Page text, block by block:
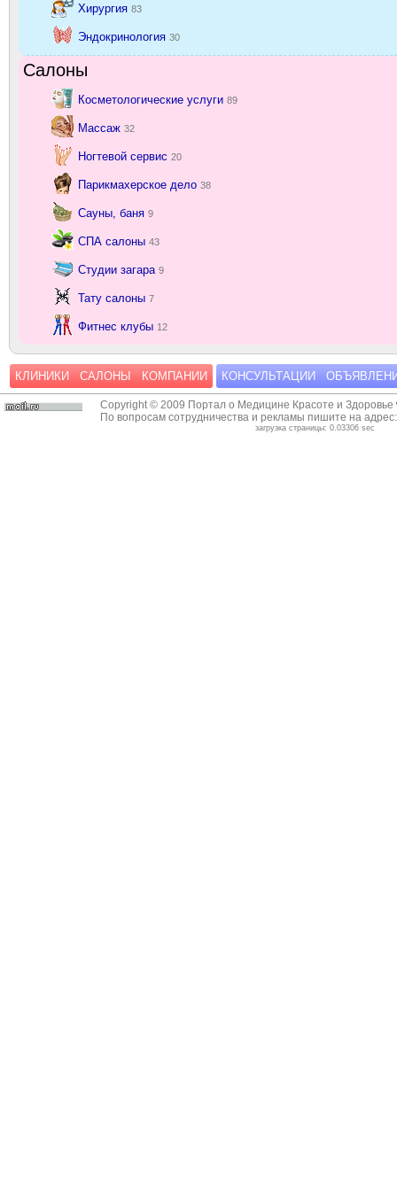
Хирургия 83
Эндокринология 30
Салоны
Косметологические услуги 89
Массаж 32
Ногтевой сервис 20
Парикмахерское дело 38
Сауны, баня 9
СПА салоны 43
Студии загара 9
Тату салоны 7
Фитнес клубы 12
КЛИНИКИ САЛОНЫ КОМПАНИИ КОНСУЛЬТАЦИИ
Copyright © 2009 Портал о Медицине Красоте и Здоровье
По вопросам сотрудничества и рекламы пишите на
загрузка страницы: 0.03306 sec